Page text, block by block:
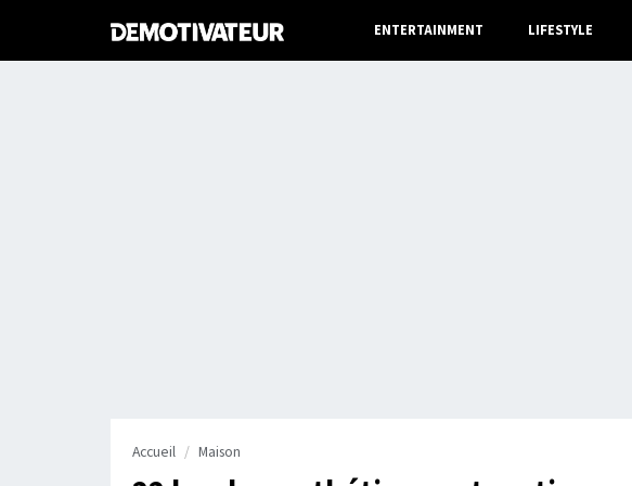
ENTERTAINMENT LIFESTYLE
Accueil Maison